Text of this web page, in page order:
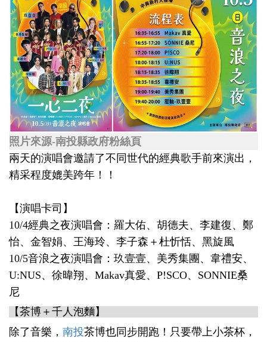
照片來源-南投縣政府粉絲頁
兩天的演唱會邀請了不同世代的經典歌手前來演出，
精采程度媲美跨年！！
【演唱卡司】
10/4經典之夜演唱會：羅大佑、胡德夫、李建復、鄭
怡、金智娟、王海玲、李子森＋杜忻恬、黑旋風
10/5音浪之夜演唱會：玖壹壹、美秀集團、韋禮安、
U:NUS、徐暐翔、Makav真愛、P!SCO、SONNIE桑
尼
【茶博＋千人泡麵】
除了音樂， 南投茶博也同步開跑！只要帶上小茶杯，